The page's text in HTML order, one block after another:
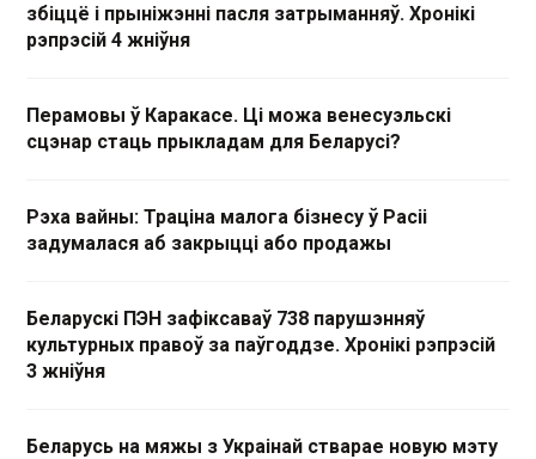
збіццё і прыніжэнні пасля затрыманняў. Хронікі
рэпрэсій 4 жніўня
Перамовы ў Каракасе. Ці можа венесуэльскі
сцэнар стаць прыкладам для Беларусі?
Рэха вайны: Траціна малога бізнесу ў Расіі
задумалася аб закрыцці або продажы
Беларускі ПЭН зафіксаваў 738 парушэнняў
культурных правоў за паўгоддзе. Хронікі рэпрэсій
3 жніўня
Беларусь на мяжы з Украінай стварае новую мэту